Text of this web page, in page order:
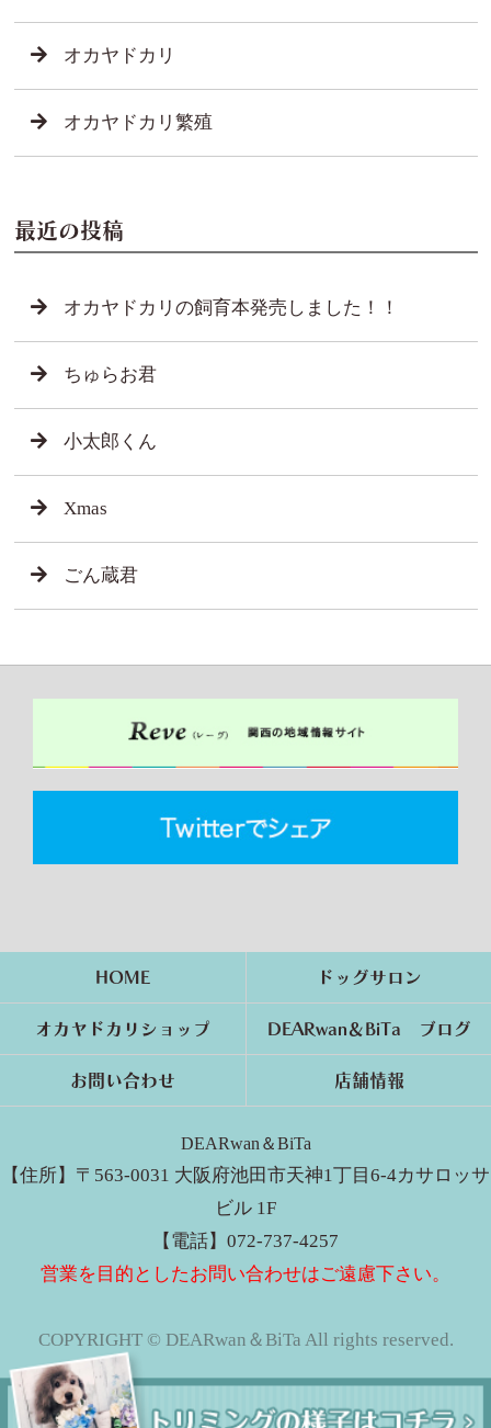
オカヤドカリ
オカヤドカリ繁殖
最近の投稿
オカヤドカリの飼育本発売しました！！
ちゅらお君
小太郎くん
Xmas
ごん蔵君
HOME ドッグサロン
オカヤドカリショップ DEARwan＆BiTa ブログ
お問い合わせ 店舗情報
DEARwan＆BiTa
【住所】〒563-0031 大阪府池田市天神1丁目6-4カサロッサ
ビル 1F
【電話】072-737-4257
営業を目的としたお問い合わせはご遠慮下さい。
COPYRIGHT © DEARwan＆BiTa All rights reserved.